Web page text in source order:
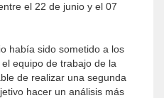
el 22 de junio y el 07
había sido sometido a los
equipo de trabajo de la
de realizar una segunda
hacer un análisis más